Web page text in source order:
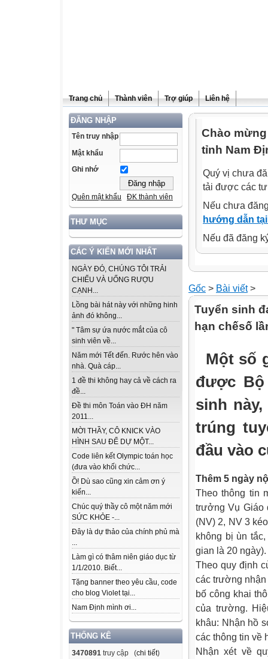
Trang chủ Thành viên Trợ giúp Liên hệ
ĐĂNG NHẬP
Tên truy nhập
Mật khẩu
Ghi nhớ
Quên mật khẩu ĐK thành viên
THƯ MỤC
CÁC Ý KIẾN MỚI NHẤT
NGÀY ĐÓ, CHÚNG TÔI TRẢI
CHIẾU VÀ UỐNG RƯỢU
CẠNH...
Lồng bài hát này với những hinh
ảnh đó không...
" Tâm sự ứa nước mắt của cô
sinh viên về...
Năm mới Tết đến. Rước hên vào
nhà. Quà cáp...
1 đề thi không hay cả về cách ra
đề...
Đề thi môn Toán vào ĐH năm
2011...
MỜI THẦY, CÔ KNICK VÀO
HÌNH SAU ĐỂ DỰ MỘT...
Code liên kết Olympic toán học
(đưa vào khối chức...
Ồ! Dù sao cũng xin cảm ơn ý
kiến...
Chúc quý thầy cô một năm mới
SỨC KHỎE -...
Đây là dự thảo của chính phủ mà
...
Làm gì có thâm niên giáo dục từ
1/1/2010. Biết...
Tặng banner theo yêu cầu, code
cho blog Violet tại...
Nam Định mình ơi...
THỐNG KÊ
3470891 truy cập (chi tiết)
Chào
tỉnh Nam
Quý vị chưa
tải được các
Nếu chưa
hướng dẫn
Nếu đã đăng
Gốc > Bài viết>
Tuyển sinh
hạn chếsố
Một số
được
sinh
trúng
đầu vào
Thêm 5 ngày
Theo thông tin
trưởng Vụ Giáo
(NV) 2, NV 3
không bị ùn
gian là 20 ngày).
Theo quy định
các trường
bố công khai
của trường.
khâu: Nhận hồ
các thông tin về
Nhận xét về